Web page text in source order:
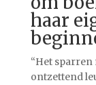
haar
“Het sparren
ontzettend